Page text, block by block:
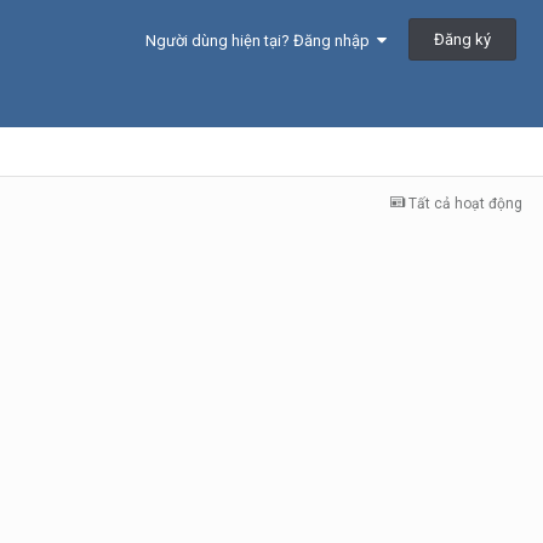
Người dùng hiện tại? Đăng nhập Đăng ký
Tất cả hoạt động